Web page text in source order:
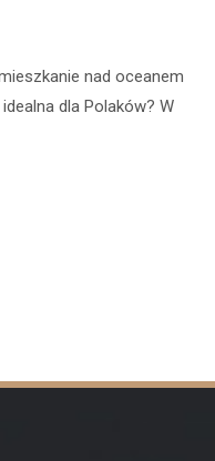
nad oceanem
dla Polaków? W